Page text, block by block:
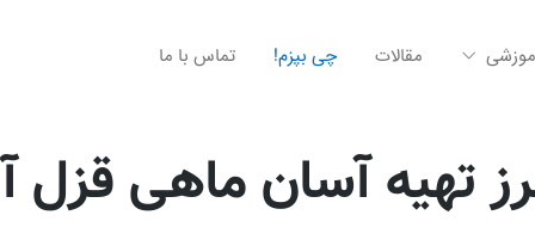
مقالات چی بپزم! تماس با ما
تهیه آسان ماهی قزل